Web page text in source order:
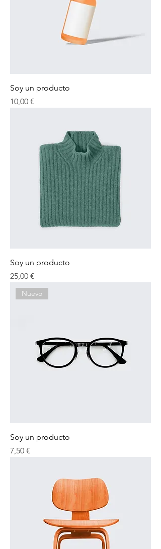
Soy un producto
Precio
10,00 €
Soy un producto
Precio
25,00 €
Nuevo
Soy un producto
Precio
7,50 €